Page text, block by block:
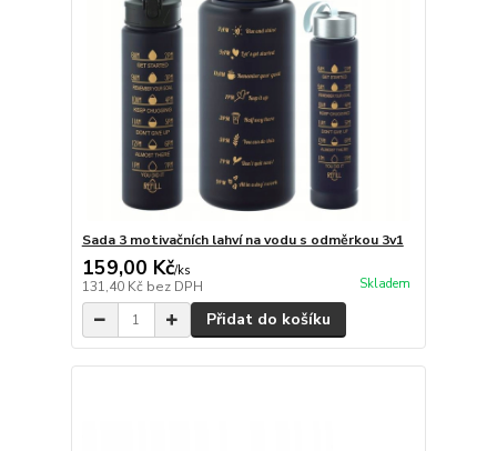
Sada 3 motivačních lahví na vodu s odměrkou 3v1
159,00 Kč/ks
131,40 Kč bez DPH Skladem
Přidat do košíku